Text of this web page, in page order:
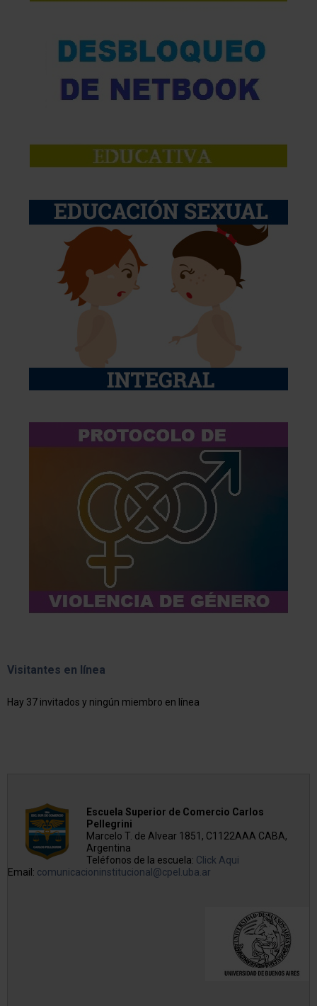
Visitantes en línea
Hay 37 invitados y ningún miembro en línea
Escuela Superior de Comercio Carlos
Pellegrini
Marcelo T. de Alvear 1851, C1122AAA CABA,
Argentina
Teléfonos de la escuela: Click Aqui
Email: comunicacioninstitucional@cpel.uba.ar